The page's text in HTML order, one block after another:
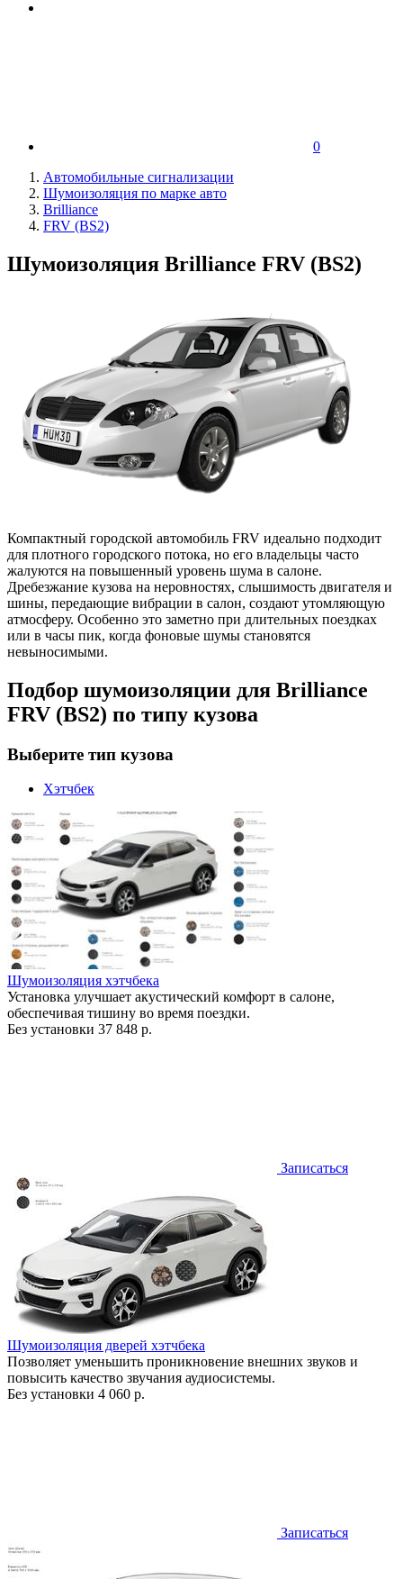
0
Автомобильные сигнализации
Шумоизоляция по марке авто
Brilliance
FRV (BS2)
Шумоизоляция Brilliance FRV (BS2)
Компактный городской автомобиль FRV идеально подходит
для плотного городского потока, но его владельцы часто
жалуются на повышенный уровень шума в салоне.
Дребезжание кузова на неровностях, слышимость двигателя и
шины, передающие вибрации в салон, создают утомляющую
атмосферу. Особенно это заметно при длительных поездках
или в часы пик, когда фоновые шумы становятся
невыносимыми.
Подбор шумоизоляции для Brilliance
FRV (BS2) по типу кузова
Выберите тип кузова
Хэтчбек
Шумоизоляция хэтчбека
Установка улучшает акустический комфорт в салоне,
обеспечивая тишину во время поездки.
Без установки 37 848 р.
Записаться
Шумоизоляция дверей хэтчбека
Позволяет уменьшить проникновение внешних звуков и
повысить качество звучания аудиосистемы.
Без установки 4 060 р.
Записаться